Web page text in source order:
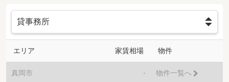
エリア 家賃相場 物件
真岡市 - 物件一覧へ